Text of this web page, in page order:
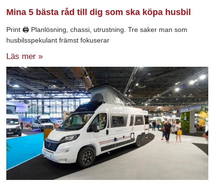
Mina 5 bästa råd till dig som ska köpa husbil
Print 🖨 Planlösning, chassi, utrustning. Tre saker man som
husbilsspekulant främst fokuserar
Läs mer »